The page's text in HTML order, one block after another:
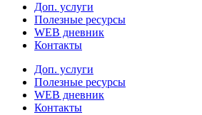
Доп. услуги
Полезные ресурсы
WEB дневник
Контакты
Доп. услуги
Полезные ресурсы
WEB дневник
Контакты